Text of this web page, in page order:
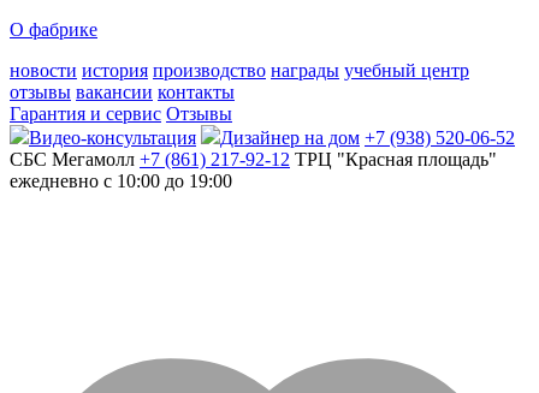
О фабрике
новости история производство награды учебный центр
отзывы вакансии контакты
Гарантия и сервис Отзывы
Видео-консультация
Дизайнер на дом +7 (938) 520-06-52
СБС Мегамолл +7 (861) 217-92-12 ТРЦ "Красная площадь"
ежедневно с 10:00 до 19:00